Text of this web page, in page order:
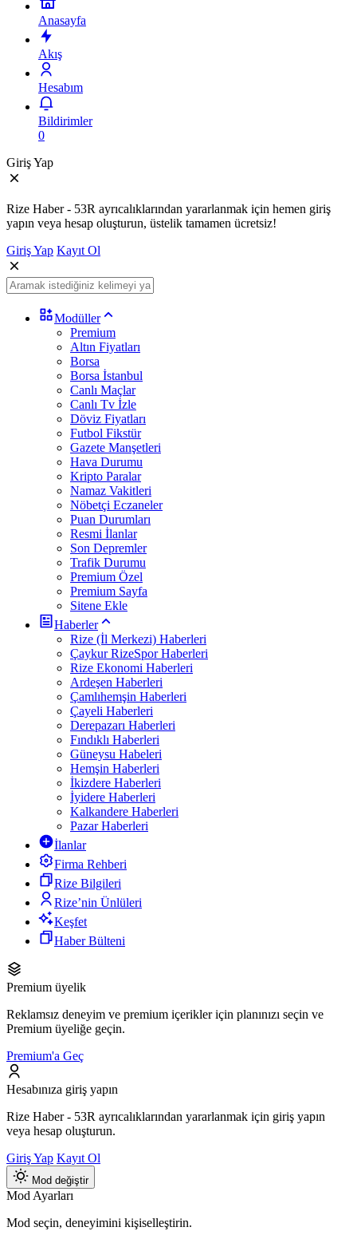
Anasayfa
Akış
Hesabım
Bildirimler
0
Giriş Yap
Rize Haber - 53R ayrıcalıklarından yararlanmak için hemen giriş
yapın veya hesap oluşturun, üstelik tamamen ücretsiz!
Giriş Yap Kayıt Ol
Modüller
Premium
Altın Fiyatları
Borsa
Borsa İstanbul
Canlı Maçlar
Canlı Tv İzle
Döviz Fiyatları
Futbol Fikstür
Gazete Manşetleri
Hava Durumu
Kripto Paralar
Namaz Vakitleri
Nöbetçi Eczaneler
Puan Durumları
Resmi İlanlar
Son Depremler
Trafik Durumu
Premium Özel
Premium Sayfa
Sitene Ekle
Haberler
Rize (İl Merkezi) Haberleri
Çaykur RizeSpor Haberleri
Rize Ekonomi Haberleri
Ardeşen Haberleri
Çamlıhemşin Haberleri
Çayeli Haberleri
Derepazarı Haberleri
Fındıklı Haberleri
Güneysu Habeleri
Hemşin Haberleri
İkizdere Haberleri
İyidere Haberleri
Kalkandere Haberleri
Pazar Haberleri
İlanlar
Firma Rehberi
Rize Bilgileri
Rize’nin Ünlüleri
Keşfet
Haber Bülteni
Premium üyelik
Reklamsız deneyim ve premium içerikler için planınızı seçin ve
Premium üyeliğe geçin.
Premium'a Geç
Hesabınıza giriş yapın
Rize Haber - 53R ayrıcalıklarından yararlanmak için giriş yapın
veya hesap oluşturun.
Giriş Yap Kayıt Ol
Mod değiştir
Mod Ayarları
Mod seçin, deneyimini kişiselleştirin.